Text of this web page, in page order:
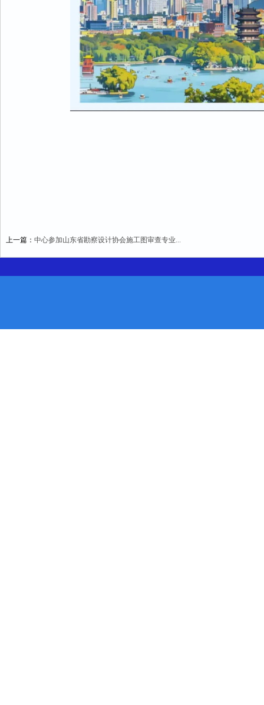
上一篇： 中心参加山东省勘察设计协会施工图审查专业...